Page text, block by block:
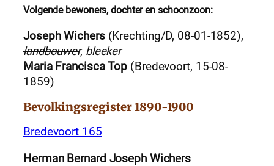
Volgende bewoners, dochter en schoonzoon:
Joseph Wichers(Krechting/D, 08-01-1852),
landbouwer, bleeker
Maria Francisca Top (Bredevoort, 15-08-
1859)
Bevolkingsregister 1890-1900
Bredevoort 165
Herman Bernard Joseph Wichers